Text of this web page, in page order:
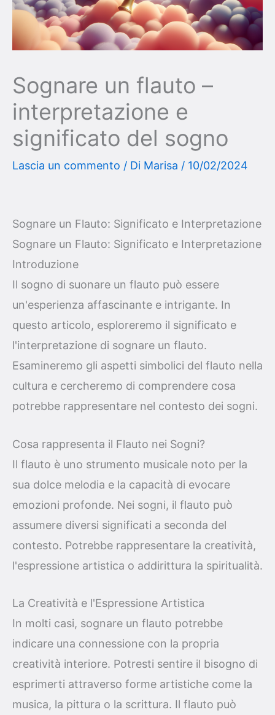
Sognare un flauto –
interpretazione e
significato del sogno
Lascia un commento / Di Marisa / 10/02/2024
Sognare un Flauto: Significato e Interpretazione
Sognare un Flauto: Significato e Interpretazione
Introduzione
Il sogno di suonare un flauto può essere
un'esperienza affascinante e intrigante. In
questo articolo, esploreremo il significato e
l'interpretazione di sognare un flauto.
Esamineremo gli aspetti simbolici del flauto nella
cultura e cercheremo di comprendere cosa
potrebbe rappresentare nel contesto dei sogni.
Cosa rappresenta il Flauto nei Sogni?
Il flauto è uno strumento musicale noto per la
sua dolce melodia e la capacità di evocare
emozioni profonde. Nei sogni, il flauto può
assumere diversi significati a seconda del
contesto. Potrebbe rappresentare la creatività,
l'espressione artistica o addirittura la spiritualità.
La Creatività e l'Espressione Artistica
In molti casi, sognare un flauto potrebbe
indicare una connessione con la propria
creatività interiore. Potresti sentire il bisogno di
esprimerti attraverso forme artistiche come la
musica, la pittura o la scrittura. Il flauto può